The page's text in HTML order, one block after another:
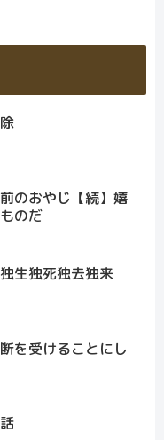
のおやじ【続】嬉
のだ
生独死独去独来
を受けることにし